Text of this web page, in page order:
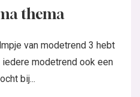
thema
van modetrend 3 hebt
modetrend ook een
bij...